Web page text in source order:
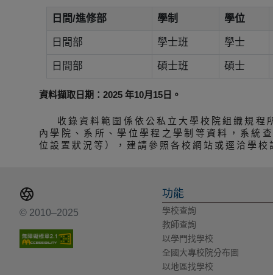
日間/進修部 學制 學位
日間部 學士班 學士
日間部 碩士班 碩士
資料擷取日期：2025 年10月15日。
收錄資料範圍係依公私立大學校院組織規
內學院、系所、學位學程之學制等資料，系統
位設置狀況等），建請參照各校網站或逕洽學校
© 2010–2025
功能
學校查詢
教師查詢
以學門找學校
全國大專校院分布圖
以地區找學校